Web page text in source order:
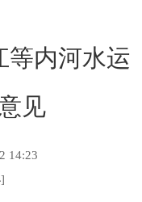
等内河水运
见
14:23
]